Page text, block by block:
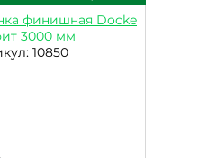
финишная Docke
3000 мм
10850